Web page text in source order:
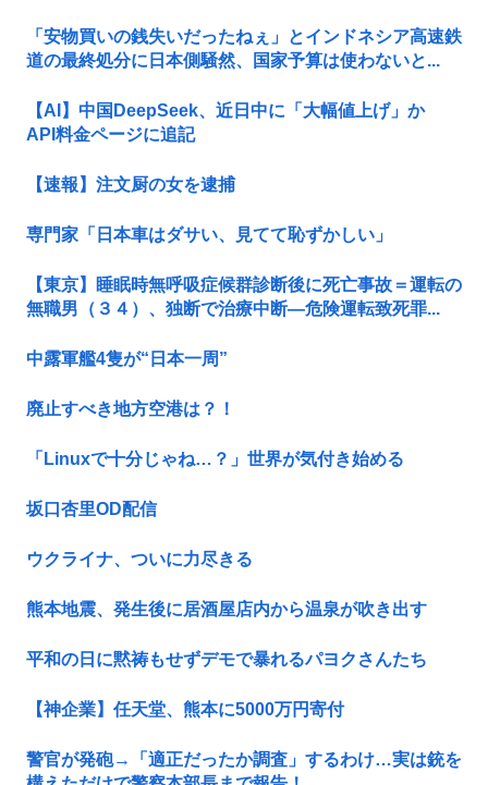
「安物買いの銭失いだったねぇ」とインドネシア高速鉄
道の最終処分に日本側騒然、国家予算は使わないと...
【AI】中国DeepSeek、近日中に「大幅値上げ」か
API料金ページに追記
【速報】注文厨の女を逮捕
専門家「日本車はダサい、見てて恥ずかしい」
【東京】睡眠時無呼吸症候群診断後に死亡事故＝運転の
無職男（３４）、独断で治療中断―危険運転致死罪...
中露軍艦4隻が“日本一周”
廃止すべき地方空港は？！
「Linuxで十分じゃね…？」世界が気付き始める
坂口杏里OD配信
ウクライナ、ついに力尽きる
熊本地震、発生後に居酒屋店内から温泉が吹き出す
平和の日に黙祷もせずデモで暴れるパヨクさんたち
【神企業】任天堂、熊本に5000万円寄付
警官が発砲→「適正だったか調査」するわけ…実は銃を